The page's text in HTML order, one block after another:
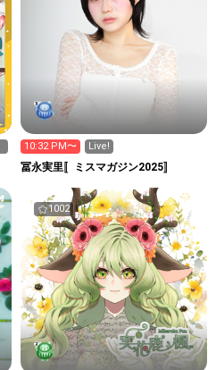
10:32 PM〜 Live!
冨永実里〚ミスマガジン2025〛
1002